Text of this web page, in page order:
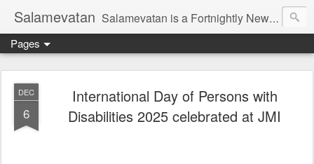
Salamevatan Salamevatan is a Fortnightly Newspaper published from Aligarh, India. Established on 15th August, 2003, the Newspaper aims to provide quality News, Views, Articles, Essays, interviews and many other things which are beneficial to the Common people of India, making them aware and helping them in performing their day to day activities more efficiently and effectively.
Pages
DEC
6
International Day of Persons with
Disabilities 2025 celebrated at JMI